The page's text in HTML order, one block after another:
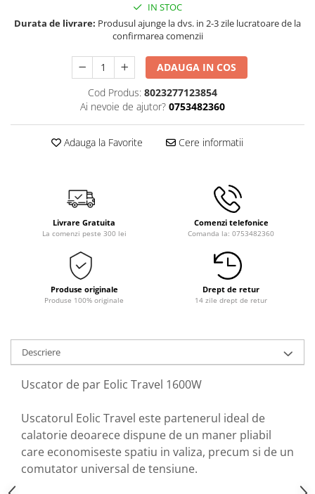
IN STOC
Durata de livrare: Produsul ajunge la dvs. in 2-3 zile lucratoare de la
confirmarea comenzii
ADAUGA IN COS
Cod Produs: 8023277123854
Ai nevoie de ajutor? 0753482360
Adauga la Favorite Cere informatii
Livrare Gratuita
La comenzi peste 300 lei
Comenzi telefonice
Comanda la: 0753482360
Produse originale
Produse 100% originale
Drept de retur
14 zile drept de retur
Descriere
Uscator de par Eolic Travel 1600W
Uscatorul Eolic Travel este partenerul ideal de
calatorie deoarece dispune de un maner pliabil
care economiseste spatiu in valiza, precum si de un
comutator universal de tensiune.